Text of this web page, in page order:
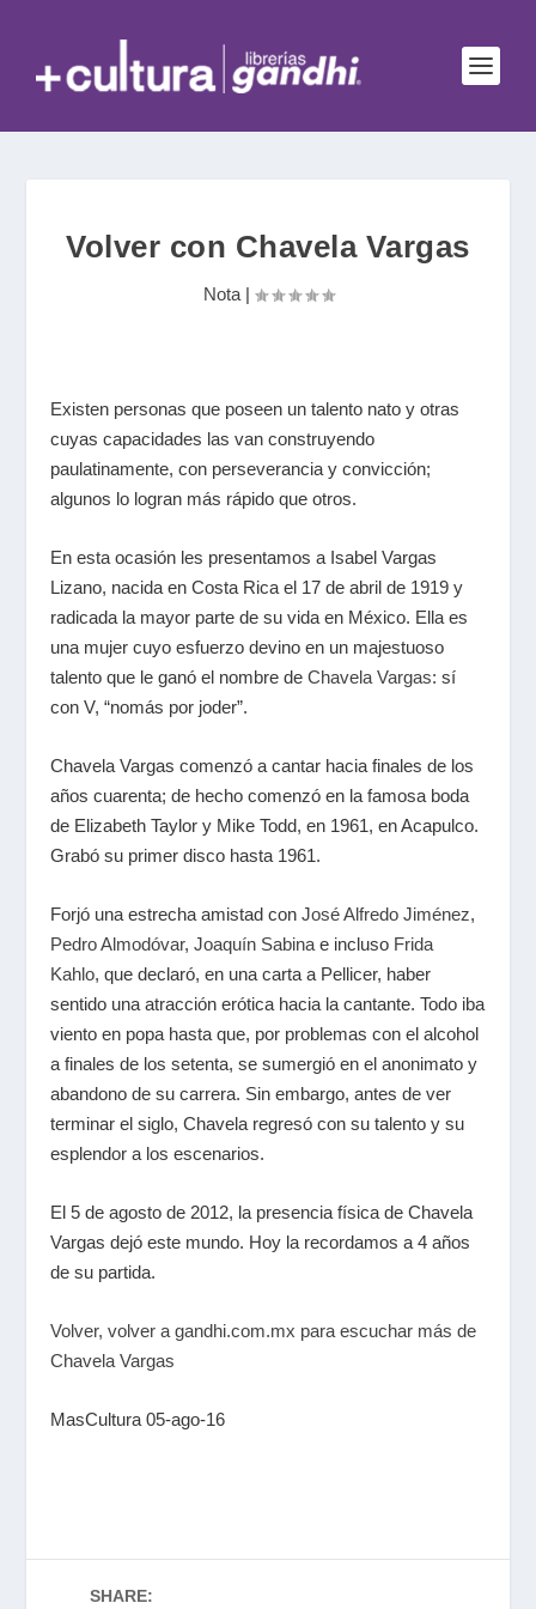
Volver con Chavela Vargas
Nota|
Existen personas que poseen un talento nato y otras
cuyas capacidades las van construyendo
paulatinamente, con perseverancia y convicción;
algunos lo logran más rápido que otros.
En esta ocasión les presentamos a Isabel Vargas
Lizano, nacida en Costa Rica el 17 de abril de 1919 y
radicada la mayor parte de su vida en México. Ella es
una mujer cuyo esfuerzo devino en un majestuoso
talento que le ganó el nombre deChavela Vargas: sí
con V, “nomás por joder”.
Chavela Vargas comenzó a cantar hacia finales de los
años cuarenta; de hecho comenzó en la famosa boda
de Elizabeth Taylor y Mike Todd, en 1961, en Acapulco.
Grabó su primer disco hasta 1961.
Forjó una estrecha amistad conJosé Alfredo Jiménez,
Pedro Almodóvar,Joaquín Sabina e incluso Frida
Kahlo, que declaró, en una carta a Pellicer, haber
sentido una atracción erótica hacia la cantante. Todo iba
viento en popa hasta que, por problemas con el alcohol
a finales de los setenta, se sumergió en el anonimato y
abandono de su carrera. Sin embargo, antes de ver
terminar el siglo, Chavela regresó con su talento y su
esplendor a los escenarios.
El 5 de agosto de 2012, la presencia física de Chavela
Vargas dejó este mundo. Hoy la recordamos a 4 años
de su partida.
Volver, volver a gandhi.com.mx para escuchar más de
Chavela Vargas
MasCultura 05-ago-16
SHARE: